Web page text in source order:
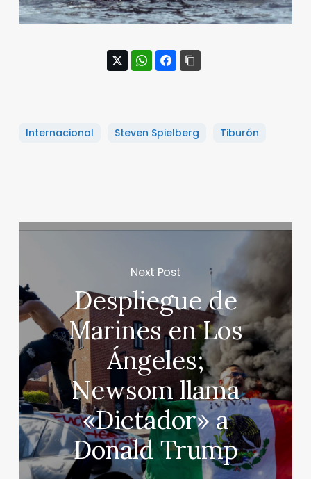
Internacional Steven Spielberg Tiburón
Next Post
Despliegue de
Marines en Los
Ángeles;
Newsom llama
«Dictador» a
Donald Trump